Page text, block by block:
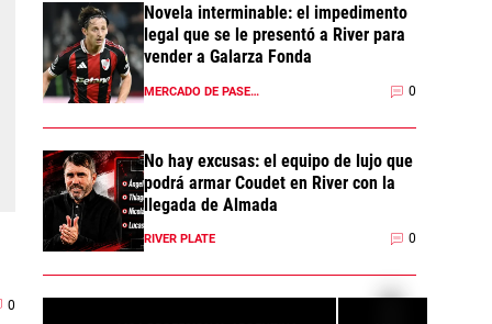
0
Novela interminable: el impedimento
legal que se le presentó a River para
vender a Galarza Fonda
MERCADO DE PASES 2026 0
No hay excusas: el equipo de lujo que
podrá armar Coudet en River con la
llegada de Almada
RIVER PLATE 0